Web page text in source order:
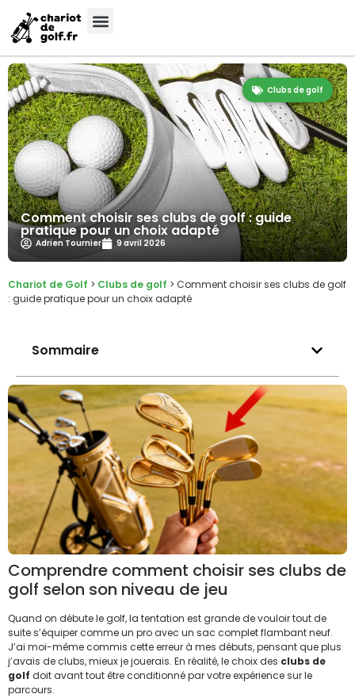
Clubs de golf
Comment choisir ses clubs de golf : guide
pratique pour un choix adapté
Adrien Tournier 9 avril 2026
Chariot de Golf > Clubs de golf > Comment choisir ses clubs de golf
: guide pratique pour un choix adapté
Sommaire
Comprendre comment choisir ses clubs de
golf selon son niveau de jeu
Quand on débute le golf, la tentation est grande de vouloir tout de
suite s’équiper comme un pro avec un sac complet flambant neuf.
J’ai moi-même commis cette erreur à mes débuts, pensant que plus
j’avais de clubs, mieux je jouerais. En réalité, le choix des clubs de
golf doit avant tout être conditionné par votre expérience sur le
parcours.